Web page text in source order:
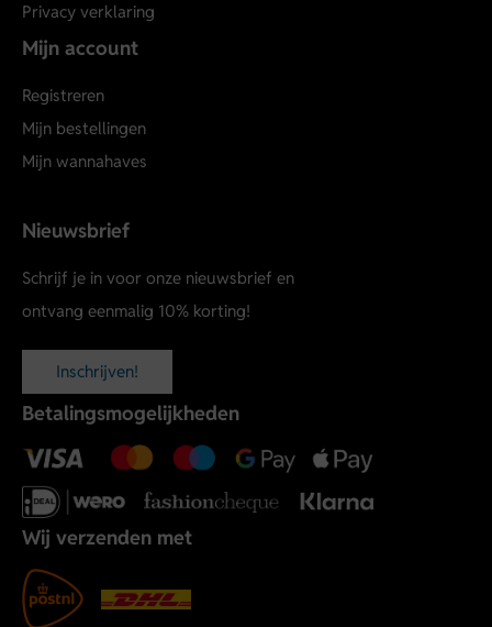
Privacy verklaring
Mijn account
Registreren
Mijn bestellingen
Mijn wannahaves
Nieuwsbrief
Schrijf je in voor onze nieuwsbrief en
ontvang eenmalig 10% korting!
Inschrijven!
Betalingsmogelijkheden
Wij verzenden met